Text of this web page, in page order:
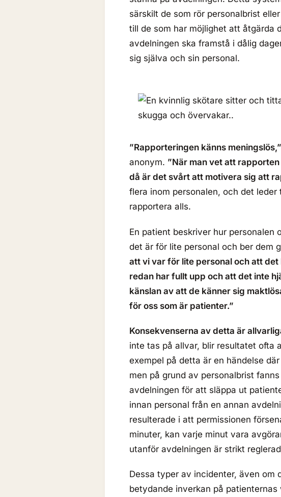
särskilt de som rör personalbrist
till de som har möjlighet att åtgärda
avdelningen ska framstå i dålig
sig själva och sin personal.
”Rapporteringen känns meningslös,”
anonym. ”När man vet att
då är det svårt att motivera sig att
flera inom personalen, och det
rapportera alls.
En patient beskriver hur personalen
det är för lite personal och ber dem
att vi var för lite personal och att
redan har fullt upp och att det inte
känslan av att de känner sig
för oss som är patienter.”
Konsekvenserna av detta är
inte tas på allvar, blir resultatet ofta
exempel på detta är en händelse
men på grund av personalbrist
avdelningen för att släppa ut
innan personal från en annan
resulterade i att permissionen
minuter, kan varje minut vara
utanför avdelningen är strikt
Dessa typer av incidenter, även om
betydande inverkan på